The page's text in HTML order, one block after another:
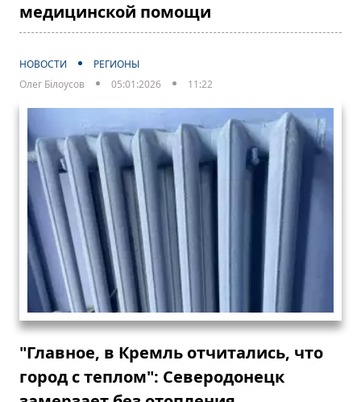
медицинской помощи
НОВОСТИ
РЕГИОНЫ
Олег Білоусов
05:01:2026 11:22
"Главное, в Кремль отчитались, что
город с теплом": Северодонецк